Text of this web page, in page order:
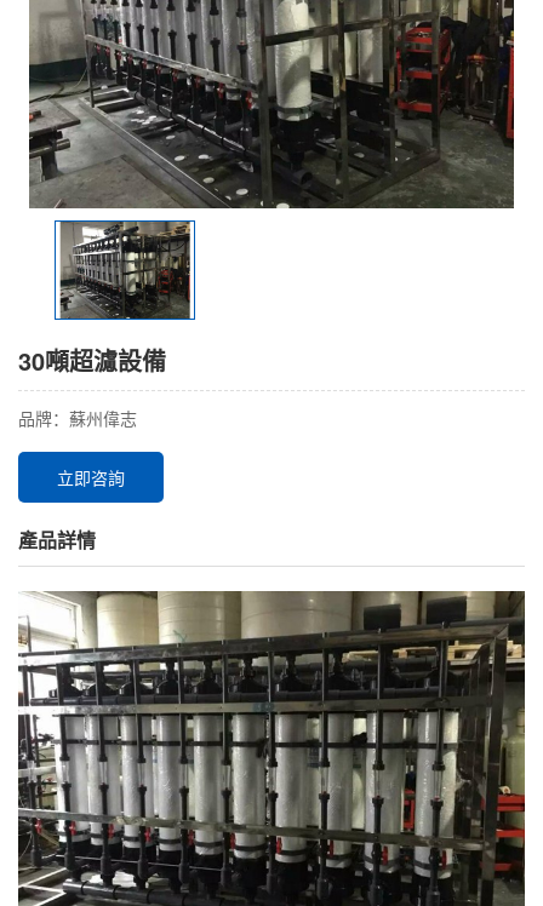
30噸超濾設備
品牌：蘇州偉志
立即咨詢
產品詳情